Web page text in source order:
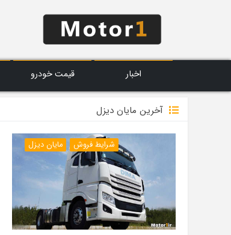
اخبار قیمت خودرو
آخرین مایان دیزل
شرایط فروش مایان دیزل